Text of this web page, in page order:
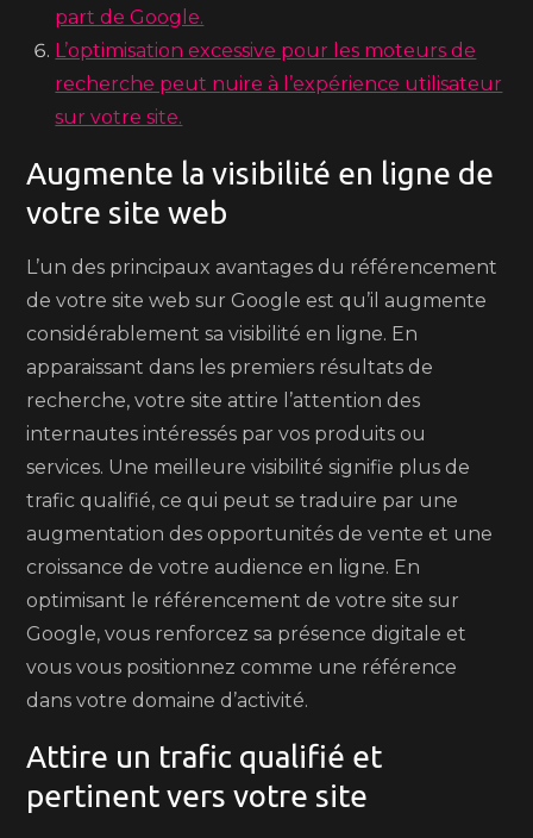
part de Google.
L’optimisation excessive pour les moteurs de
recherche peut nuire à l’expérience utilisateur
sur votre site.
Augmente la visibilité en ligne de
votre site web
L’un des principaux avantages du référencement
de votre site web sur Google est qu’il augmente
considérablement sa visibilité en ligne. En
apparaissant dans les premiers résultats de
recherche, votre site attire l’attention des
internautes intéressés par vos produits ou
services. Une meilleure visibilité signifie plus de
trafic qualifié, ce qui peut se traduire par une
augmentation des opportunités de vente et une
croissance de votre audience en ligne. En
optimisant le référencement de votre site sur
Google, vous renforcez sa présence digitale et
vous vous positionnez comme une référence
dans votre domaine d’activité.
Attire un trafic qualifié et
pertinent vers votre site